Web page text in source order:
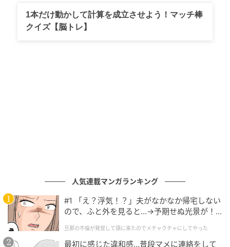
1本だけ動かして計算を成立させよう！マッチ棒
クイズ【脳トレ】
人気連載マンガランキング
#1 「え？浮気！？」夫がなかなか帰宅しない
ので、ふと外を見ると…→予期せぬ光景が！
クチャにしてやった
旦那の不倫が発覚して頭に来たのでメチャクチャにしてやった
最初に感じた違和感…普段マメに連絡をして